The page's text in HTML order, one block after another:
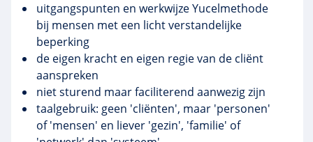
uitgangspunten en werkwijze Yucelmethode
bij mensen met een licht verstandelijke
beperking
de eigen kracht en eigen regie van de cliënt
aanspreken
niet sturend maar faciliterend aanwezig zijn
taalgebruik: geen 'cliënten', maar 'personen'
of 'mensen' en liever 'gezin', 'familie' of